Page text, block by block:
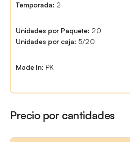
Temporada: 2
Unidades por Paquete: 20
Unidades por caja: 5/20
Made In: PK
Precio por cantidades